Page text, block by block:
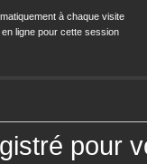
à chaque visite
ligne pour cette session
pour